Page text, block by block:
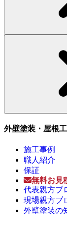
外壁塗装・屋根
施工事例
職人紹介
保証
無料お見
代表親方ブ
現場親方ブ
外壁塗装の